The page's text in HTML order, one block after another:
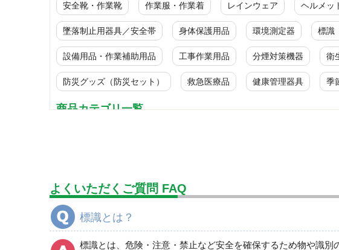
安全靴・作業靴 作業服・作業着 レインウェア ヘルメッ
墜落制止用器具／安全帯 身体保護用品 環境測定器 標識
設備用品・作業補助用品 工事作業用品 分煙対策機器 衛
防災グッズ（防災セット） 救急医療品 健康管理器具 季
商品カテゴリ一覧
喫煙所標識
注意標識
衛生標識
よくいただくご質問 FAQ
標識とは？
標識とは、危険・注意・禁止など安全を確保するため物や識